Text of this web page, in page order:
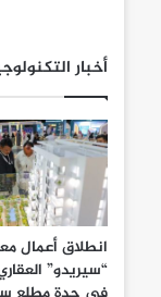
أخبار
انطلاق أعمال
“سيريدو”